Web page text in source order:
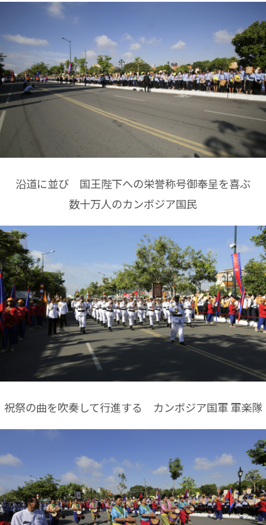
沿道に並び 国王陛下への栄誉称号御奉呈を喜ぶ
数十万人のカンボジア国民
祝祭の曲を吹奏して行進する カンボジア国軍 軍楽隊